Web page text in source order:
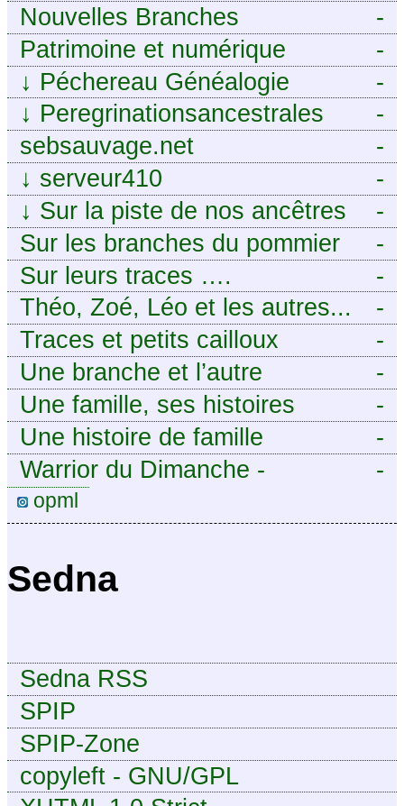
-
Nouvelles Branches
-
Patrimoine et numérique
-
↓ Péchereau Généalogie
-
↓ Peregrinationsancestrales
-
sebsauvage.net
-
↓ serveur410
-
↓ Sur la piste de nos ancêtres
en Périgord.
-
Sur les branches du pommier
-
Sur leurs traces ….
-
Théo, Zoé, Léo et les autres...
-
Traces et petits cailloux
-
Une branche et l’autre
-
Une famille, ses histoires
-
Une histoire de famille
-
Warrior du Dimanche -
Publication à caractère
intermittent, approximatif et
opml
Sedna
Sedna RSS
SPIP
SPIP-Zone
copyleft - GNU/GPL